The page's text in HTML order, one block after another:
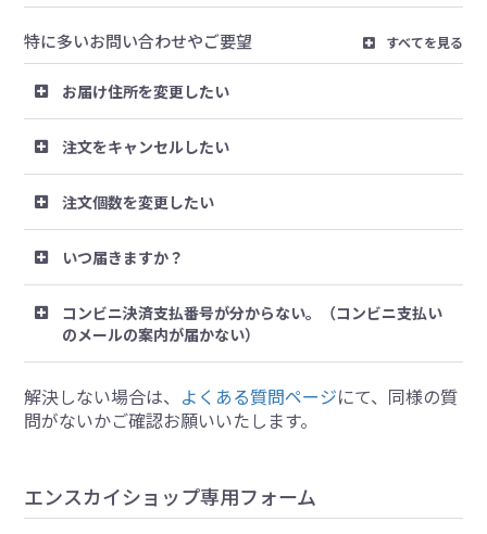
特に多いお問い合わせやご要望 すべてを見る
お届け住所を変更したい
注文をキャンセルしたい
注文個数を変更したい
いつ届きますか？
コンビニ決済支払番号が分からない。（コンビニ支払い
のメールの案内が届かない）
解決しない場合は、 よくある質問ページにて、同様の質
問がないかご確認お願いいたします。
エンスカイショップ専用フォーム